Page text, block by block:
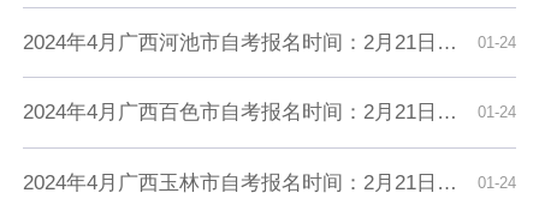
01-24
2024年4月广西河池市自考报名时间：2月21日9:00至3月1日18:00
01-24
2024年4月广西百色市自考报名时间：2月21日9:00至3月1日18:00
01-24
2024年4月广西玉林市自考报名时间：2月21日9:00至3月1日18:00